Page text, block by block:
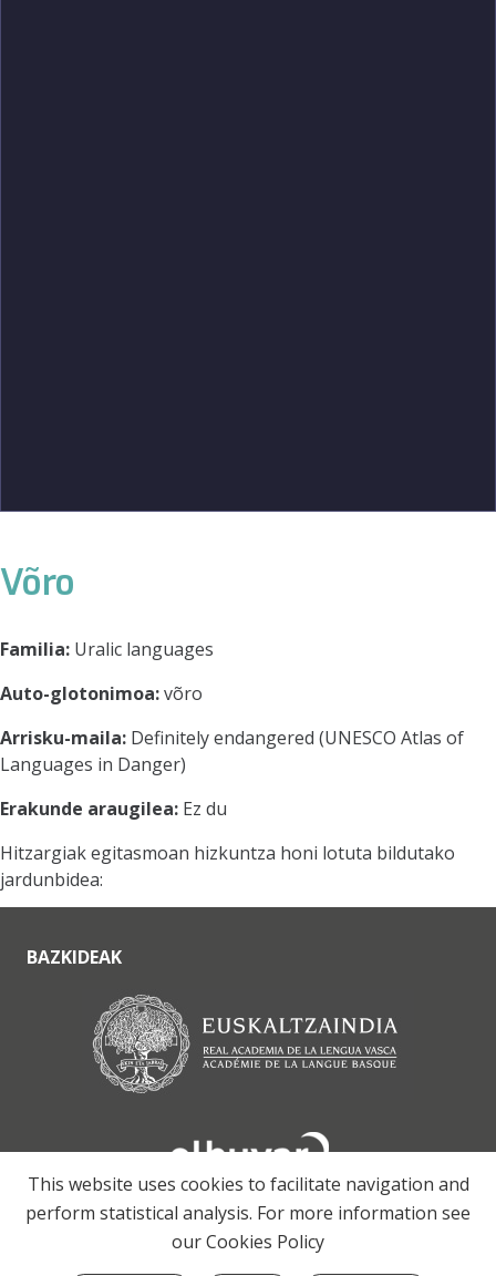
Võro
Familia: Uralic languages
Auto-glotonimoa:võro
Arrisku-maila: Definitely endangered (UNESCO Atlas of
Languages in Danger)
Erakunde araugilea: Ez du
Hitzargiak egitasmoan hizkuntza honi lotuta bildutako
jardunbidea:
BAZKIDEAK
This website uses cookies to facilitate navigation and
perform statistical analysis. For more information see
ourCookies Policy